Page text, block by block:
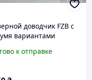
доводчик FZB с
вариантами
к отправке